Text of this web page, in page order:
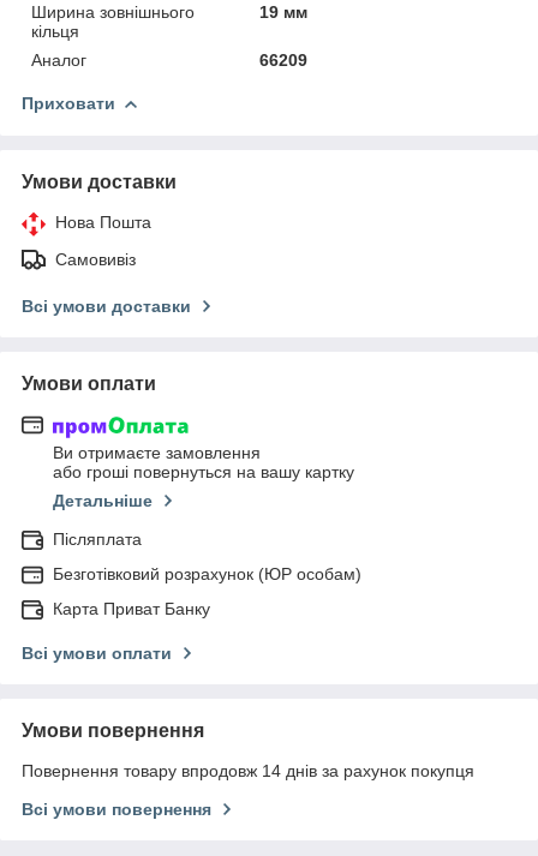
Ширина зовнішнього
кільця
19 мм
Аналог 66209
Приховати
Умови доставки
Нова Пошта
Самовивіз
Всі умови доставки
Умови оплати
Ви отримаєте замовлення
або гроші повернуться на вашу картку
Детальніше
Післяплата
Безготівковий розрахунок (ЮР особам)
Карта Приват Банку
Всі умови оплати
Умови повернення
Повернення товару впродовж 14 днів за рахунок покупця
Всі умови повернення